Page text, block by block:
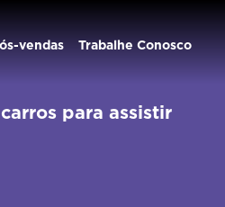
vendas Trabalhe Conosco
para assistir